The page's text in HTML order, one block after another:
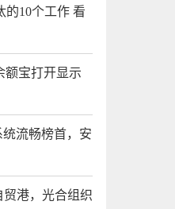
的10个工作 看
额宝打开显示
统流畅榜首，安
贸港，光合组织